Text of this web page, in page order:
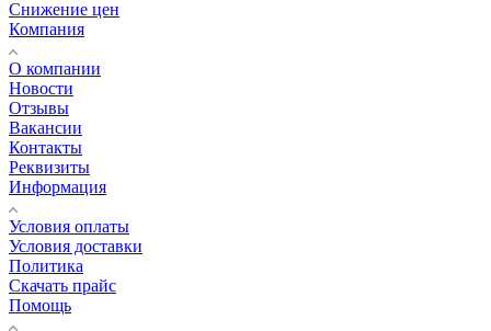
Снижение цен
Компания
О компании
Новости
Отзывы
Вакансии
Контакты
Реквизиты
Информация
Условия оплаты
Условия доставки
Политика
Скачать прайс
Помощь